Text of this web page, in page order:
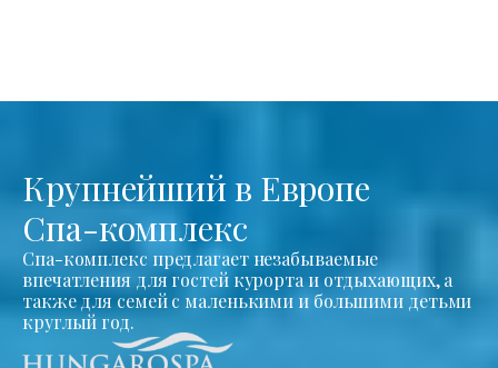
Крупнейший в Европе
Спа-комплекс
Спа-комплекс предлагает незабываемые
впечатления для гостей курорта и отдыхающих, а
также для семей с маленькими и большими детьми
круглый год.